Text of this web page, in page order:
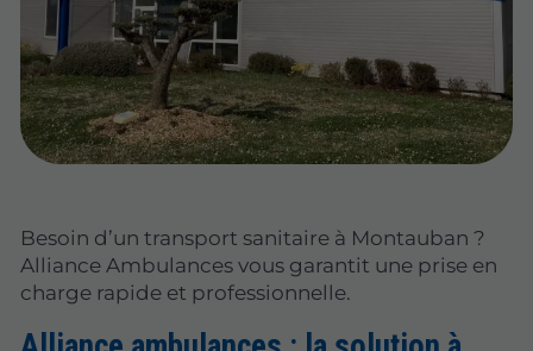
Besoin d’un transport sanitaire à Montauban ?
Alliance Ambulances vous garantit une prise en
charge rapide et professionnelle.